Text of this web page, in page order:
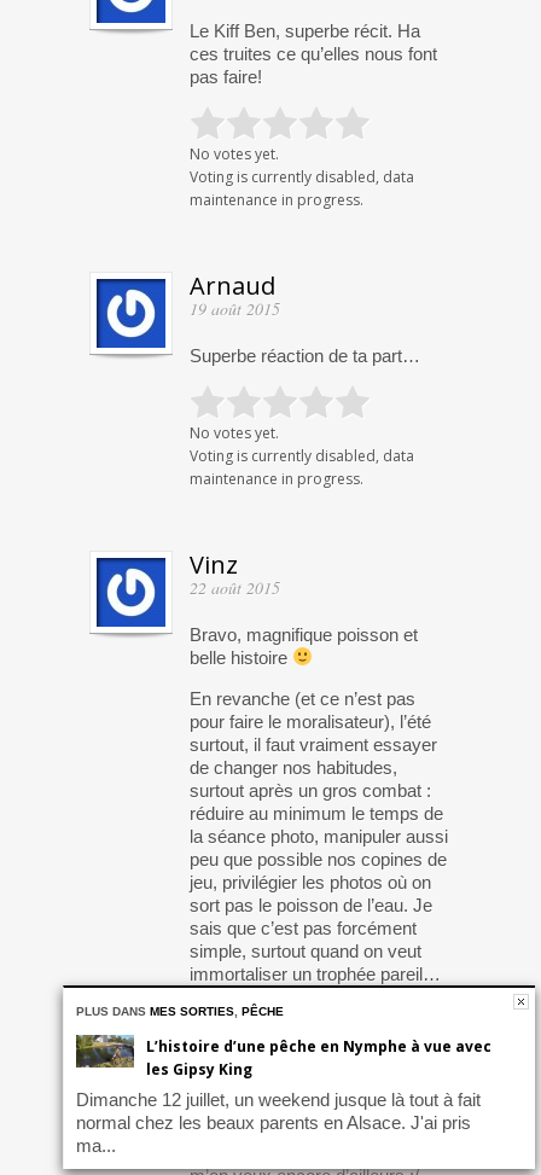
Le Kiff Ben, superbe récit. Ha
ces truites ce qu’elles nous font
pas faire!
No votes yet.
Voting is currently disabled, data
maintenance in progress.
Arnaud
19 août 2015
Superbe réaction de ta part…
No votes yet.
Voting is currently disabled, data
maintenance in progress.
Vinz
22 août 2015
Bravo, magnifique poisson et
belle histoire
En revanche (et ce n’est pas
pour faire le moralisateur), l’été
surtout, il faut vraiment essayer
de changer nos habitudes,
surtout après un gros combat :
réduire au minimum le temps de
la séance photo, manipuler aussi
peu que possible nos copines de
jeu, privilégier les photos où on
sort pas le poisson de l’eau. Je
sais que c’est pas forcément
simple, surtout quand on veut
immortaliser un trophée pareil…
Tout ça, j’en parle en
connaissance de cause, je me
suis fait de belles frayeurs
(comme celle que tu décris très
bien) par le passé sur de gros
poissons et une fois, ça a
PLUS DANS MES SORTIES PÊCHE
L’histoire d’une pêche en Nymphe à vue avec
les Gipsy King
Dimanche 12 juillet, un weekend jusque là tout à fait
normal chez les beaux parents en Alsace. J'ai pris
ma...